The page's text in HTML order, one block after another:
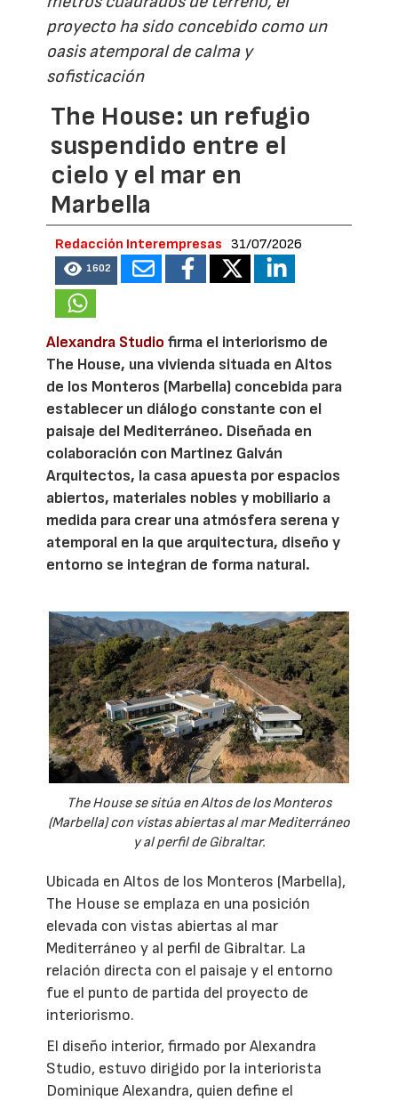
proyecto ha sido concebido como un
oasis atemporal de calma y
sofisticación
The House: un refugio
suspendido entre el
cielo y el mar en
Marbella
Redacción Interempresas 31/07/2026
1602
Alexandra Studio firma el interiorismo de
The House, una vivienda situada en Altos
de los Monteros (Marbella) concebida para
establecer un diálogo constante con el
paisaje del Mediterráneo. Diseñada en
colaboración con Martinez Galván
Arquitectos, la casa apuesta por espacios
abiertos, materiales nobles y mobiliario a
medida para crear una atmósfera serena y
atemporal en la que arquitectura, diseño y
entorno se integran de forma natural.
The House se sitúa en Altos de los Monteros
(Marbella) con vistas abiertas al mar Mediterráneo
y al perfil de Gibraltar.
Ubicada en Altos de los Monteros (Marbella),
The House se emplaza en una posición
elevada con vistas abiertas al mar
Mediterráneo y al perfil de Gibraltar. La
relación directa con el paisaje y el entorno
fue el punto de partida del proyecto de
interiorismo.
El diseño interior, firmado por Alexandra
Studio, estuvo dirigido por la interiorista
Dominique Alexandra, quien define el